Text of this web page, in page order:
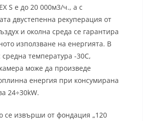
S е до 20 000м3/ч., а с
двустепенна рекуперация от
и околна среда се гарантира
използване на енергията. В
температура -30С,
може да произведе
енергия при консумирана
24÷30kW.
се извърши от фондация „120